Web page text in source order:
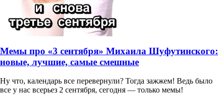
Мемы про «3 сентября» Михаила Шуфутинского:
новые, лучшие, самые смешные
Ну что, календарь все перевернули? Тогда зажжем! Ведь было
все у нас всерьез 2 сентября, сегодня — только мемы!